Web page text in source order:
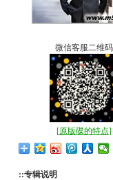
微信客服二维码
[原版碟的特点]
::专辑说明